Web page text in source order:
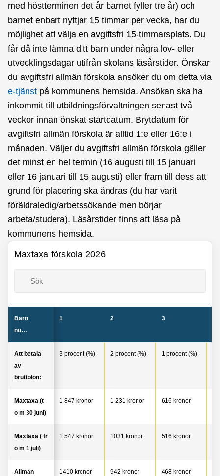
med höstterminen det år barnet fyller tre år) och
barnet enbart nyttjar 15 timmar per vecka, har du
möjlighet att välja en avgiftsfri 15-timmarsplats. Du
får då inte lämna ditt barn under några lov- eller
utvecklingsdagar utifrån skolans läsårstider. Önskar
du avgiftsfri allmän förskola ansöker du om detta via
e-tjänst på kommunens hemsida. Ansökan ska ha
inkommit till utbildningsförvaltningen senast två
veckor innan önskat startdatum. Brytdatum för
avgiftsfri allmän förskola är alltid 1:e eller 16:e i
månaden. Väljer du avgiftsfri allmän förskola gäller
det minst en hel termin (16 augusti till 15 januari
eller 16 januari till 15 augusti) eller fram till dess att
grund för placering ska ändras (du har varit
föräldraledig/arbetssökande men börjar
arbeta/studera). Läsårstider finns att läsa på
kommunens hemsida.
Maxtaxa förskola 2026
Barn
nummer:
1 2 3
Att betala
av
bruttolön:
3 procent (%) 2 procent (%) 1 procent (%)
Maxtaxa (t
o m 30 juni)
1 847 kronor 1 231 kronor 616 kronor
Maxtaxa ( fr
o m 1 juli)
1 547 kronor 1031 kronor 516 kronor
Allmän 1410 kronor 942 kronor 468 kronor